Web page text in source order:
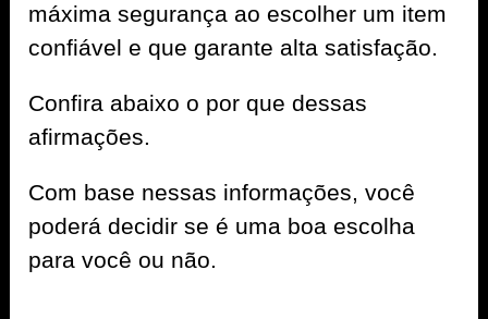
máxima segurança ao escolher um item
confiável e que garante alta satisfação.
Confira abaixo o por que dessas
afirmações.
Com base nessas informações, você
poderá decidir se é uma boa escolha
para você ou não.